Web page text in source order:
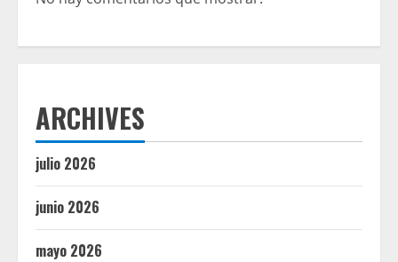
ARCHIVES
julio 2026
junio 2026
mayo 2026